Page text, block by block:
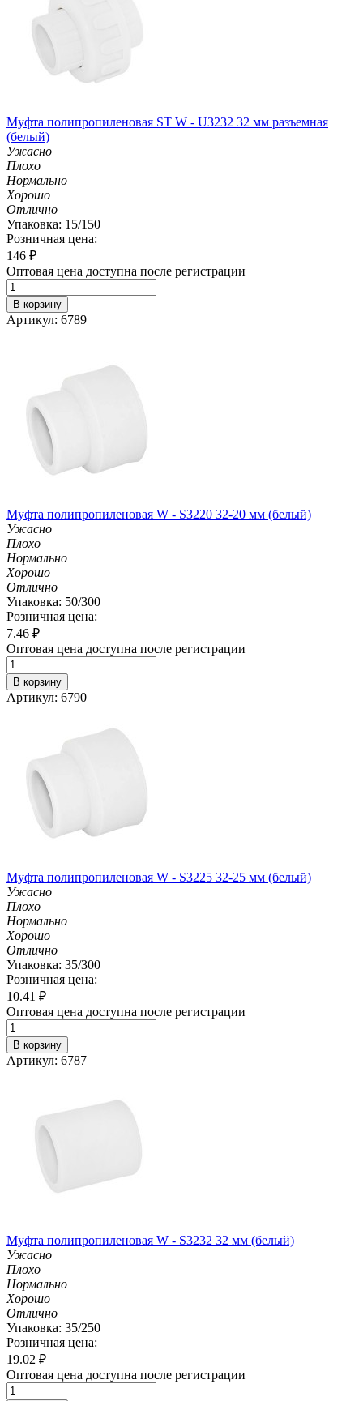
Муфта полипропиленовая ST W - U3232 32 мм разъемная
(белый)
Ужасно
Плохо
Нормально
Хорошо
Отлично
Упаковка: 15/150
Розничная цена:
146 ₽
Оптовая цена доступна после регистрации
В корзину
Артикул: 6789
Муфта полипропиленовая W - S3220 32-20 мм (белый)
Ужасно
Плохо
Нормально
Хорошо
Отлично
Упаковка: 50/300
Розничная цена:
7.46 ₽
Оптовая цена доступна после регистрации
В корзину
Артикул: 6790
Муфта полипропиленовая W - S3225 32-25 мм (белый)
Ужасно
Плохо
Нормально
Хорошо
Отлично
Упаковка: 35/300
Розничная цена:
10.41 ₽
Оптовая цена доступна после регистрации
В корзину
Артикул: 6787
Муфта полипропиленовая W - S3232 32 мм (белый)
Ужасно
Плохо
Нормально
Хорошо
Отлично
Упаковка: 35/250
Розничная цена:
19.02 ₽
Оптовая цена доступна после регистрации